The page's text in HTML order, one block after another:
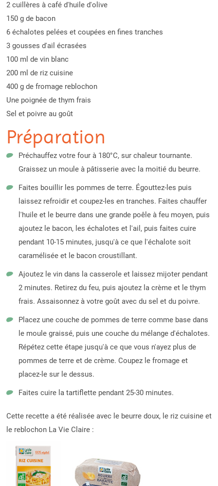
2 cuillères à café d'huile d'olive
150 g de bacon
6 échalotes pelées et coupées en fines tranches
3 gousses d'ail écrasées
100 ml de vin blanc
200 ml de riz cuisine
400 g de fromage reblochon
Une poignée de thym frais
Sel et poivre au goût
Préparation
Préchauffez votre four à 180°C, sur chaleur tournante.
Graissez un moule à pâtisserie avec la moitié du beurre.
Faites bouillir les pommes de terre. Égouttez-les puis
laissez refroidir et coupez-les en tranches. Faites chauffer
l'huile et le beurre dans une grande poêle à feu moyen, puis
ajoutez le bacon, les échalotes et l'ail, puis faites cuire
pendant 10-15 minutes, jusqu'à ce que l'échalote soit
caramélisée et le bacon croustillant.
Ajoutez le vin dans la casserole et laissez mijoter pendant
2 minutes. Retirez du feu, puis ajoutez la crème et le thym
frais. Assaisonnez à votre goût avec du sel et du poivre.
Placez une couche de pommes de terre comme base dans
le moule graissé, puis une couche du mélange d'échalotes.
Répétez cette étape jusqu'à ce que vous n'ayez plus de
pommes de terre et de crème. Coupez le fromage et
placez-le sur le dessus.
Faites cuire la tartiflette pendant 25-30 minutes.
Cette recette a été réalisée avec le beurre doux, le riz cuisine et
le reblochon La Vie Claire :